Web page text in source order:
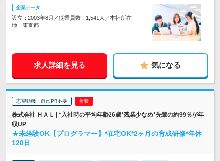
企業データ
設立：2003年8月／従業員数：1,541人／本社所在
地：東京都
求人詳細を見る 気になる
志望動機・自己PR不要
株式会社 ＨＡＬ | *入社時の平均年齢26歳*残業少なめ*先輩の約99％が年
収UP
★未経験OK【プログラマー】*在宅OK*2ヶ月の育成研修*年休
120日